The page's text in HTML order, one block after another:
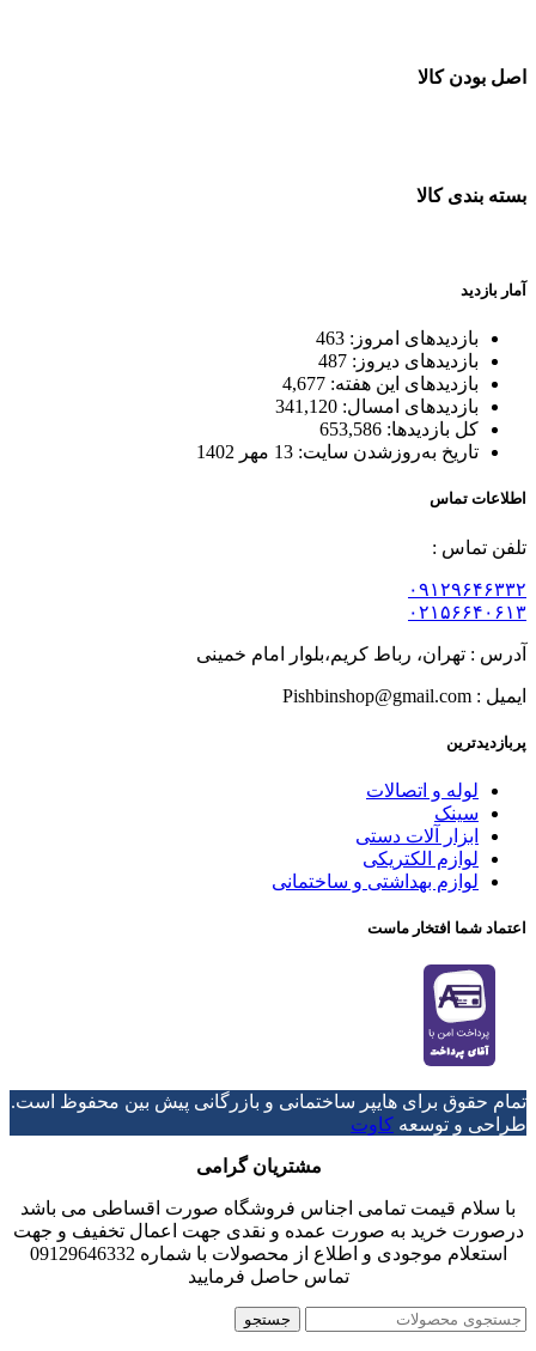
اصل بودن کالا
بسته بندی کالا
آمار بازدید
بازدیدهای امروز: 463
بازدیدهای دیروز: 487
بازدیدهای این هفته: 4,677
بازدیدهای امسال: 341,120
کل بازدیدها: 653,586
تاریخ به‌روزشدن سایت: 13 مهر 1402
اطلاعات تماس
تلفن تماس :
۰۹۱۲۹۶۴۶۳۳۲
۰۲۱۵۶۶۴۰۶۱۳
آدرس : تهران، رباط کریم،بلوار امام خمینی
ایمیل : Pishbinshop@gmail.com
پربازدیدترین
لوله و اتصالات
سینک
ابزار آلات دستی
لوازم الکتریکی
لوازم بهداشتی و ساختمانی
اعتماد شما افتخار ماست
تمام حقوق برای هایپر ساختمانی و بازرگانی پیش بین محفوظ است.
طراحی و توسعه کاوت
مشتریان گرامی
با سلام قیمت تمامی اجناس فروشگاه صورت اقساطی می باشد
درصورت خرید به صورت عمده و نقدی جهت اعمال تخفیف و جهت
استعلام موجودی و اطلاع از محصولات با شماره 09129646332
تماس حاصل فرمایید
جستجو